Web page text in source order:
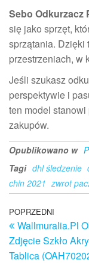
Sebo Odkurzacz
się jako sprzęt,
sprzątania. Dzięki
przestrzeniach, w
Jeśli szukasz
perspektywie i
ten model
zakupów.
Opublikowano w
Tagi dhl śledzenie
chin 2021 zwrot
wpisu
Poprzedni
wpis
POPRZEDNI
Wallmuralia.Pl
Zdjęcie Szkło
Tablica